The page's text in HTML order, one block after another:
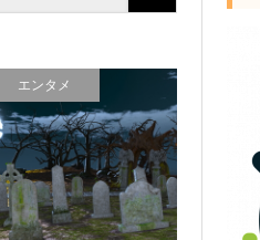
エンタメ